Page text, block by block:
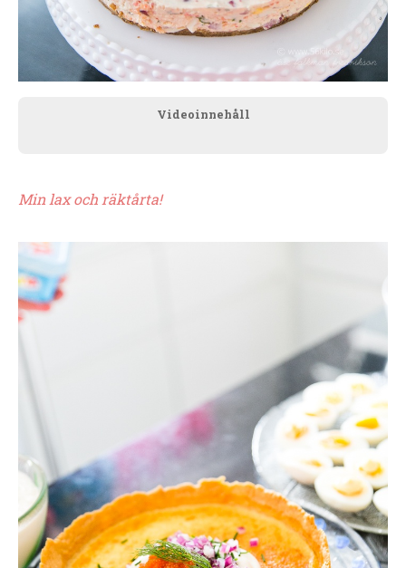
Videoinnehåll
Min lax och räktårta!